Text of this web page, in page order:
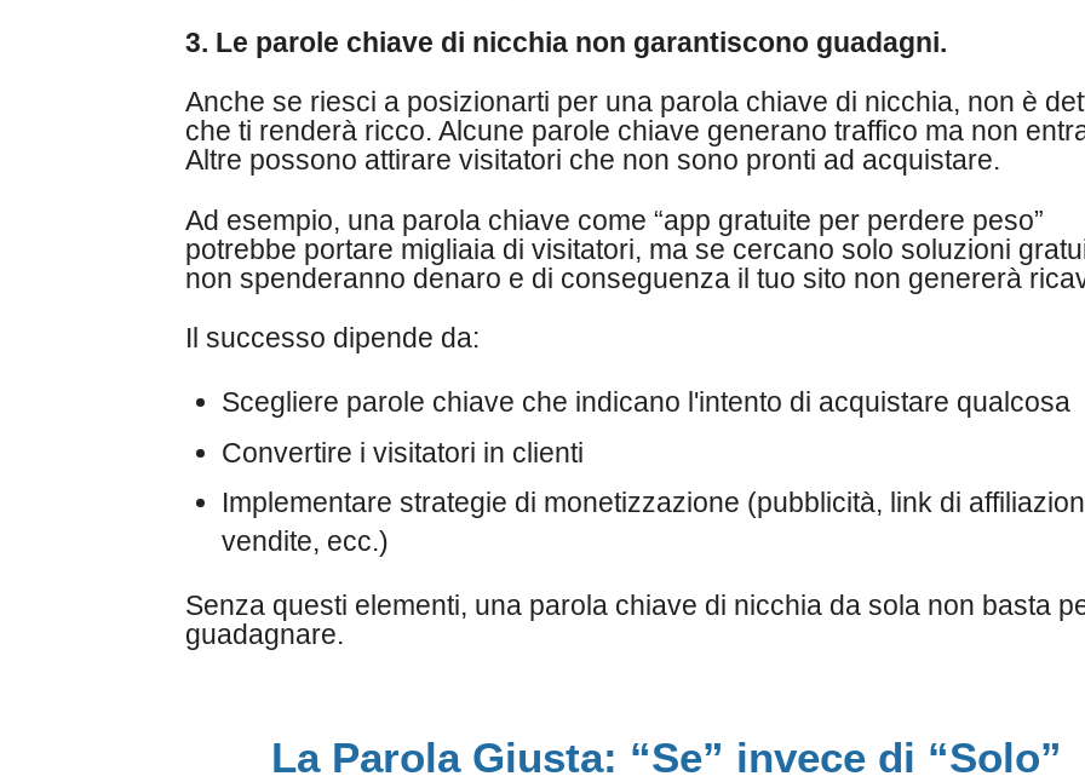
3. Le parole chiave di nicchia non garantiscono guadagni.
Anche se riesci a posizionarti per una parola chiave di nicchia, non è
che ti renderà ricco. Alcune parole chiave generano traffico ma non
Altre possono attirare visitatori che non sono pronti ad acquistare.
Ad esempio, una parola chiave come “app gratuite per perdere peso”
potrebbe portare migliaia di visitatori, ma se cercano solo soluzioni
non spenderanno denaro e di conseguenza il tuo sito non genererà
Il successo dipende da:
Scegliere parole chiave che indicano l'intento di acquistare qualcosa
Convertire i visitatori in clienti
Implementare strategie di monetizzazione (pubblicità, link di
vendite, ecc.)
Senza questi elementi, una parola chiave di nicchia da sola non basta
guadagnare.
La Parola Giusta: “Se” invece di “Solo”